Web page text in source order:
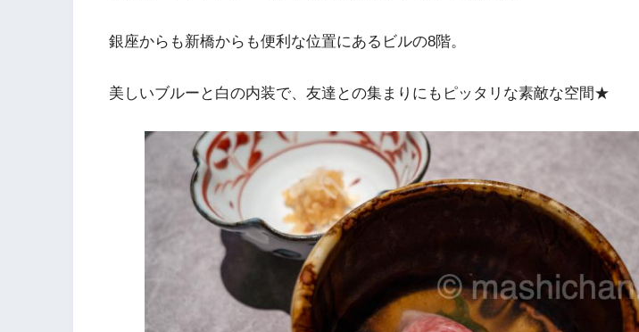
銀座からも新橋からも便利な位置にあるビルの8階。
美しいブルーと白の内装で、友達との集まりにもピッタリな素敵な空間★